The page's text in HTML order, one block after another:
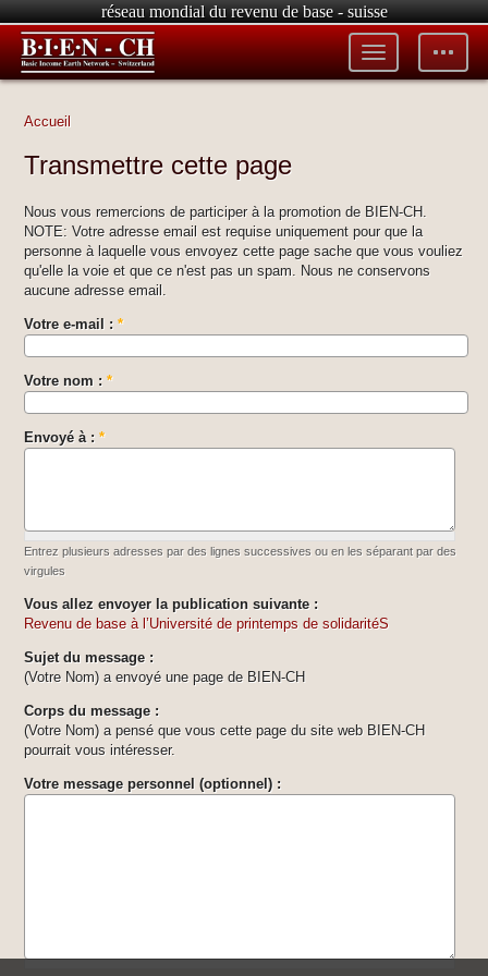
réseau mondial du revenu de base - suisse
Toggle
tools
Toggle
menu
Accueil
Transmettre cette page
Nous vous remercions de participer à la promotion de BIEN-CH.
NOTE: Votre adresse email est requise uniquement pour que la
personne à laquelle vous envoyez cette page sache que vous vouliez
qu'elle la voie et que ce n'est pas un spam. Nous ne conservons
aucune adresse email.
Votre e-mail : *
Votre nom : *
Envoyé à : *
Entrez plusieurs adresses par des lignes successives ou en les séparant par des
virgules
Vous allez envoyer la publication suivante :
Revenu de base à l’Université de printemps de solidaritéS
Sujet du message :
(Votre Nom) a envoyé une page de BIEN-CH
Corps du message :
(Votre Nom) a pensé que vous cette page du site web BIEN-CH
pourrait vous intéresser.
Votre message personnel (optionnel) :